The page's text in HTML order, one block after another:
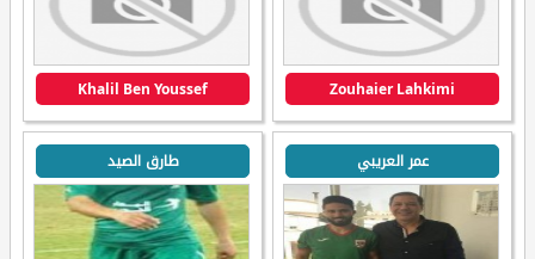
Zouhaier Lahkimi
Khalil Ben Youssef
عمر العريبي طارق الصيد